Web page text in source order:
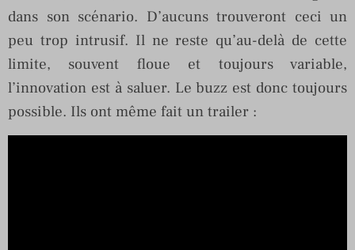
dans son scénario. D’aucuns trouveront ceci un
peu trop intrusif. Il ne reste qu’au-delà de cette
limite, souvent floue et toujours variable,
l’innovation est à saluer. Le buzz est donc toujours
possible. Ils ont même fait un trailer :